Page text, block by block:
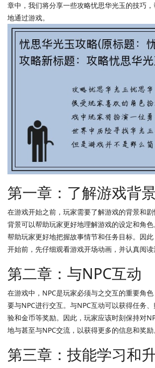
章中，我们将分享一些攻略忧思华光玉的技巧
地通过游戏。
第一章：了解游戏背
在游戏开始之前，玩家需要了解游戏的背景和
背景可以帮助玩家更好地理解游戏的设定和角
帮助玩家更好地把握故事情节和任务目标。因
开始前，先仔细观看游戏开场动画，并认真阅读
第二章：与NPC互动
在游戏中，NPC是玩家必须与之交互的重要角
要与NPC进行交互。与NPC互动可以获得任务
验和金币等奖励。因此，玩家应该时刻保持对
地与甚至与NPC交流，以获得更多的信息和奖励
第三章：技能学习和